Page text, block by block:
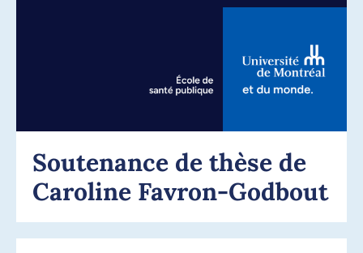
Soutenance de thèse de
Caroline Favron-Godbout